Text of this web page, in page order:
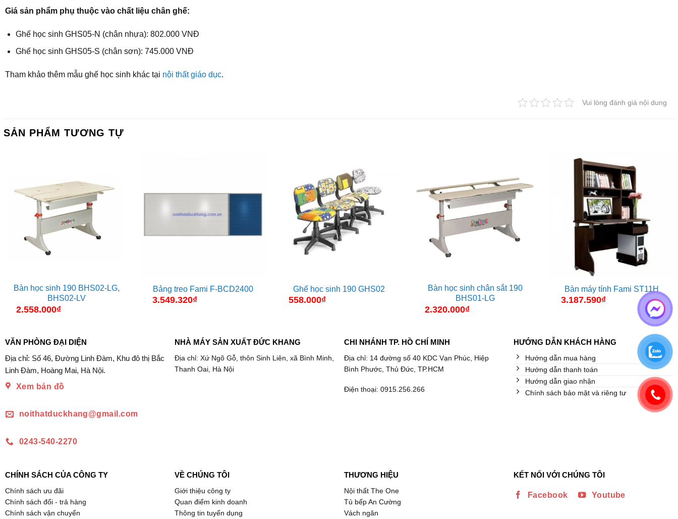
Giá sản phẩm phụ thuộc vào chất liệu chân ghế:
Ghế học sinh GHS05-N (chân nhựa): 802.000 VNĐ
Ghế học sinh GHS05-S (chân sơn): 745.000 VNĐ
Tham khảo thêm mẫu ghế học sinh khác tại nội thất giáo dục.
Vui lòng đánh giá nội dung
SẢN PHẨM TƯƠNG TỰ
Bàn học sinh 190 BHS02-LG,
BHS02-LV
2.558.000₫
Bảng treo Fami F-BCD2400
3.549.320₫
Ghế học sinh 190 GHS02
558.000₫
Bàn học sinh chân sắt 190
BHS01-LG
2.320.000₫
Bàn máy tính Fami ST11H
3.187.590₫
VĂN PHÒNG ĐẠI DIỆN
Địa chỉ: Số 46, Đường Linh Đàm, Khu đô thị Bắc
Linh Đàm, Hoàng Mai, Hà Nội.
Xem bản đồ
noithatduckhang@gmail.com
0243-540-2270
NHÀ MÁY SẢN XUẤT ĐỨC KHANG
Địa chỉ: Xứ Ngõ Gỗ, thôn Sinh Liên, xã Bình Minh,
Thanh Oai, Hà Nội
CHI NHÁNH TP. HỒ CHÍ MINH
Địa chỉ: 14 đường số 40 KDC Vạn Phúc, Hiệp
Bình Phước, Thủ Đức, TP.HCM
Điện thoại: 0915.256.266
HƯỚNG DẪN KHÁCH HÀNG
Hướng dẫn mua hàng
Hướng dẫn thanh toán
Hướng dẫn giao nhận
Chính sách bảo mật và riêng tư
CHÍNH SÁCH CỦA CÔNG TY
Chính sách ưu đãi
Chính sách đổi - trả hàng
Chính sách vận chuyển
VỀ CHÚNG TÔI
Giới thiệu công ty
Quan điểm kinh doanh
Thông tin tuyển dụng
THƯƠNG HIỆU
Nội thất The One
Tủ bếp An Cường
Vách ngăn
KẾT NỐI VỚI CHÚNG TÔI
Facebook Youtube